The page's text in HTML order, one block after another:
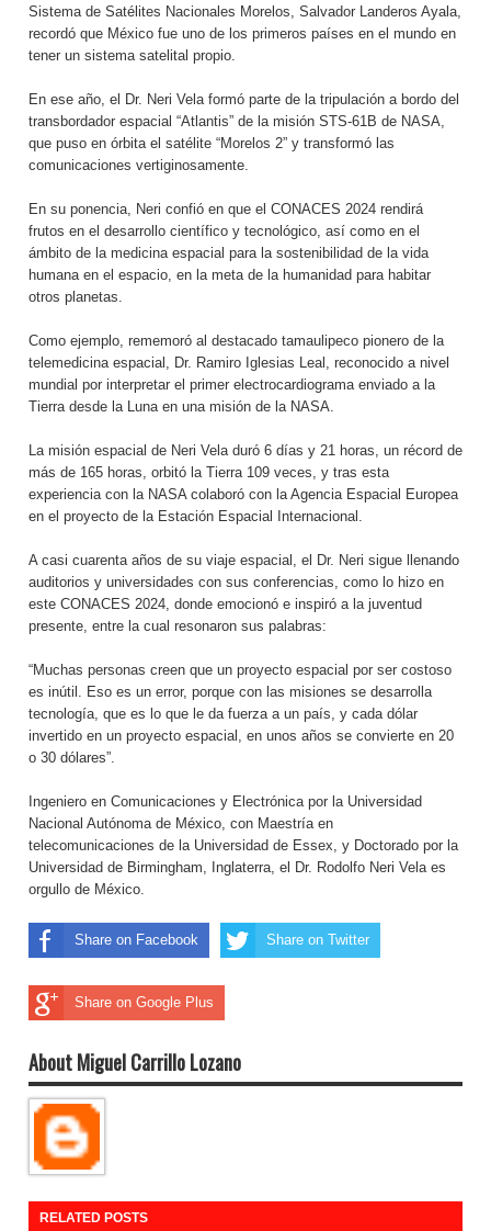
Sistema de Satélites Nacionales Morelos, Salvador Landeros Ayala,
recordó que México fue uno de los primeros países en el mundo en
tener un sistema satelital propio.
En ese año, el Dr. Neri Vela formó parte de la tripulación a bordo del
transbordador espacial “Atlantis” de la misión STS-61B de NASA,
que puso en órbita el satélite “Morelos 2” y transformó las
comunicaciones vertiginosamente.
En su ponencia, Neri confió en que el CONACES 2024 rendirá
frutos en el desarrollo científico y tecnológico, así como en el
ámbito de la medicina espacial para la sostenibilidad de la vida
humana en el espacio, en la meta de la humanidad para habitar
otros planetas.
Como ejemplo, rememoró al destacado tamaulipeco pionero de la
telemedicina espacial, Dr. Ramiro Iglesias Leal, reconocido a nivel
mundial por interpretar el primer electrocardiograma enviado a la
Tierra desde la Luna en una misión de la NASA.
La misión espacial de Neri Vela duró 6 días y 21 horas, un récord de
más de 165 horas, orbitó la Tierra 109 veces, y tras esta
experiencia con la NASA colaboró con la Agencia Espacial Europea
en el proyecto de la Estación Espacial Internacional.
A casi cuarenta años de su viaje espacial, el Dr. Neri sigue llenando
auditorios y universidades con sus conferencias, como lo hizo en
este CONACES 2024, donde emocionó e inspiró a la juventud
presente, entre la cual resonaron sus palabras:
“Muchas personas creen que un proyecto espacial por ser costoso
es inútil. Eso es un error, porque con las misiones se desarrolla
tecnología, que es lo que le da fuerza a un país, y cada dólar
invertido en un proyecto espacial, en unos años se convierte en 20
o 30 dólares”.
Ingeniero en Comunicaciones y Electrónica por la Universidad
Nacional Autónoma de México, con Maestría en
telecomunicaciones de la Universidad de Essex, y Doctorado por la
Universidad de Birmingham, Inglaterra, el Dr. Rodolfo Neri Vela es
orgullo de México.
Share on Facebook Share on Twitter
Share on Google Plus
About Miguel Carrillo Lozano
RELATED POSTS